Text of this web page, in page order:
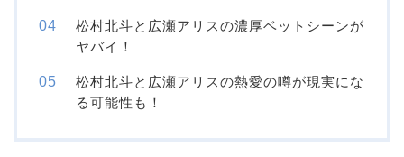
松村北斗と広瀬アリスの濃厚ベットシーンが
ヤバイ！
松村北斗と広瀬アリスの熱愛の噂が現実にな
る可能性も！